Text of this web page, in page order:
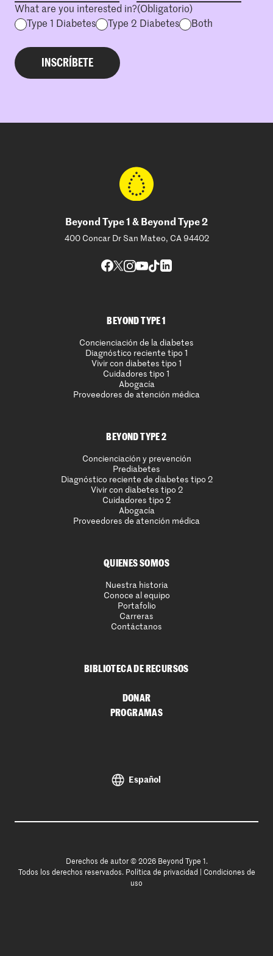
What are you interested in?(Obligatorio)
Type 1 Diabetes
Type 2 Diabetes Both
Beyond Type 1 & Beyond Type 2
400 Concar Dr San Mateo, CA 94402
BEYOND TYPE 1
Concienciación de la diabetes
Diagnóstico reciente tipo 1
Vivir con diabetes tipo 1
Cuidadores tipo 1
Abogacía
Proveedores de atención médica
BEYOND TYPE 2
Concienciación y prevención
Prediabetes
Diagnóstico reciente de diabetes tipo 2
Vivir con diabetes tipo 2
Cuidadores tipo 2
Abogacía
Proveedores de atención médica
QUIENES SOMOS
Nuestra historia
Conoce al equipo
Portafolio
Carreras
Contáctanos
BIBLIOTECA DE RECURSOS
DONAR
PROGRAMAS
Español
Derechos de autor © 2026 Beyond Type 1.
Todos los derechos reservados. Política de privacidad
Condiciones de
uso